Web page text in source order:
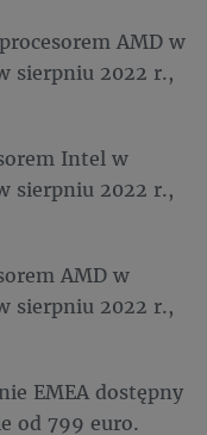
AMD w
sierpniu 2022 r.,
Intel w
sierpniu 2022 r.,
AMD w
sierpniu 2022 r.,
EMEA dostępny
od 799 euro.